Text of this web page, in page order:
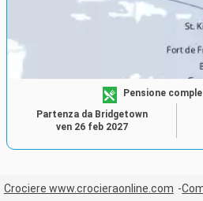
Pensione
Partenza da Bridgetown
ven 26 feb 2027
Crociere www.crocieraonline.com